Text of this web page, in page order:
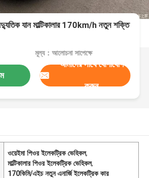
যান মাল্টিকালার 170km/h নতুন শক্তি
মূল্য：আলোচনা সাপেক্ষে
আমাদের সাথে যোগাযোগ
করুন
ওয়েইমা পিওর ইলেকট্রিক ভেহিকল,
মাল্টিকালার পিওর ইলেকট্রিক ভেহিকল,
170কিমি/এইচ নতুন এনার্জি ইলেকট্রিক কার